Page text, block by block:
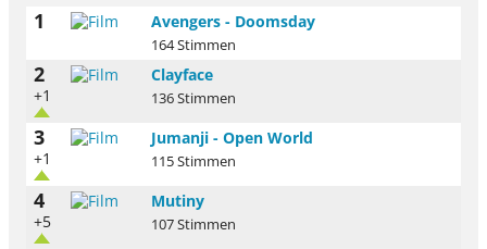
1 Avengers - Doomsday
164 Stimmen
2
+1
Clayface
136 Stimmen
3
+1
Jumanji - Open World
115 Stimmen
4
+5
Mutiny
107 Stimmen